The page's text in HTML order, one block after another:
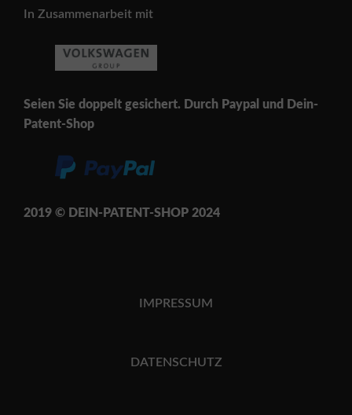
In Zusammenarbeit mit
Seien Sie doppelt gesichert. Durch Paypal und Dein-
Patent-Shop
2019 © DEIN-PATENT-SHOP 2024
IMPRESSUM
DATENSCHUTZ